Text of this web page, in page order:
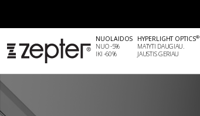
NUOLAIDOS
NUO -5%
IKI -60%
HYPERLIGHT OPTICS®
MATYTI DAUGIAU.
JAUSTIS GERIAU